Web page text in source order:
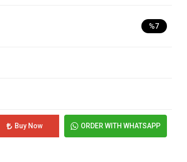
%7
Buy Now ORDER WITH WHATSAPP